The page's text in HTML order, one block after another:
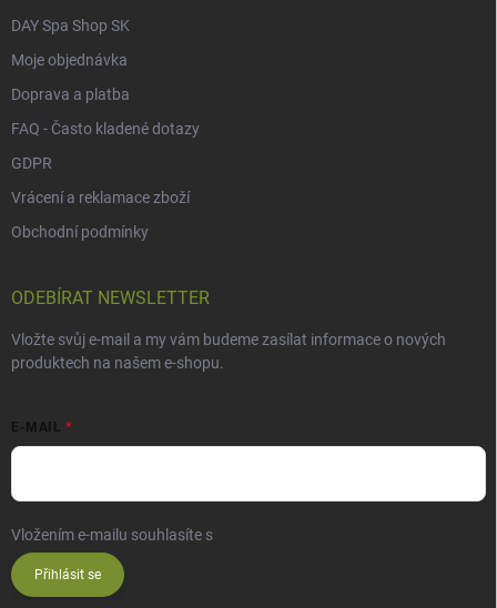
DAY Spa Shop SK
Moje objednávka
Doprava a platba
FAQ - Často kladené dotazy
GDPR
Vrácení a reklamace zboží
Obchodní podmínky
ODEBÍRAT NEWSLETTER
Vložte svůj e-mail a my vám budeme zasílat informace o nových
produktech na našem e-shopu.
E-MAIL
Vložením e-mailu souhlasíte s
Přihlásit se